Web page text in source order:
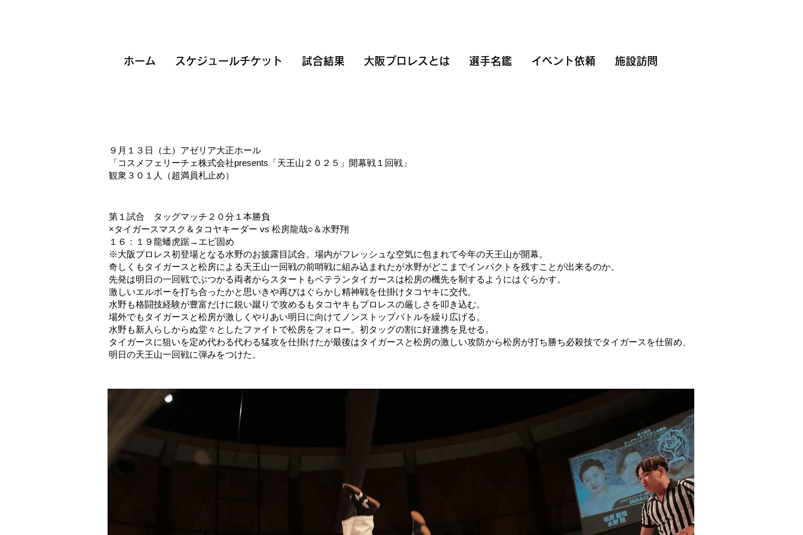
ホーム スケジュールチケット 試合結果 大阪プロレスとは 選手名鑑 イベント依頼 施設訪問
９月１３日（土）アゼリア大正ホール
「コスメフェリーチェ株式会社presents「天王山２０２５」開幕戦１回戦」
観衆３０１人（超満員札止め）
第１試合 タッグマッチ２０分１本勝負
×タイガースマスク＆タコヤキーダー vs 松房龍哉○＆水野翔
１６：１９龍蟠虎踞→エビ固め
※大阪プロレス初登場となる水野のお披露目試合。場内がフレッシュな空気に包まれて今年の天王山が開幕。
奇しくもタイガースと松房による天王山一回戦の前哨戦に組み込まれたが水野がどこまでインパクトを残すことが出来るのか。
先発は明日の一回戦でぶつかる両者からスタートもベテランタイガースは松房の機先を制するようにはぐらかす。
激しいエルボーを打ち合ったかと思いきや再びはぐらかし精神戦を仕掛けタコヤキに交代。
水野も格闘技経験が豊富だけに鋭い蹴りで攻めるもタコヤキもプロレスの厳しさを叩き込む。
場外でもタイガースと松房が激しくやりあい明日に向けてノンストップバトルを繰り広げる。
水野も新人らしからぬ堂々としたファイトで松房をフォロー。初タッグの割に好連携を見せる。
タイガースに狙いを定め代わる代わる猛攻を仕掛けたが最後はタイガースと松房の激しい攻防から松房が打ち勝ち必殺技でタイガースを仕留め、
明日の天王山一回戦に弾みをつけた。